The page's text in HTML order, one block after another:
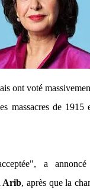
ont voté
massacres de
a
Arib, après que la